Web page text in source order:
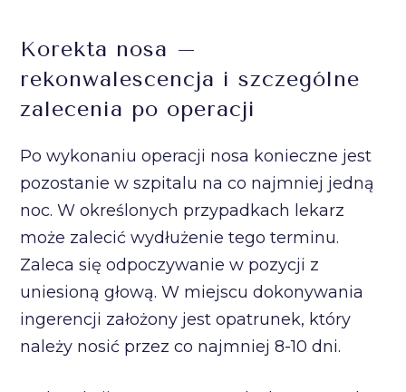
Korekta nosa –
rekonwalescencja i szczególne
zalecenia po operacji
Po wykonaniu operacji nosa konieczne jest
pozostanie w szpitalu na co najmniej jedną
noc. W określonych przypadkach lekarz
może zalecić wydłużenie tego terminu.
Zaleca się odpoczywanie w pozycji z
uniesioną głową. W miejscu dokonywania
ingerencji założony jest opatrunek, który
należy nosić przez co najmniej 8-10 dni.